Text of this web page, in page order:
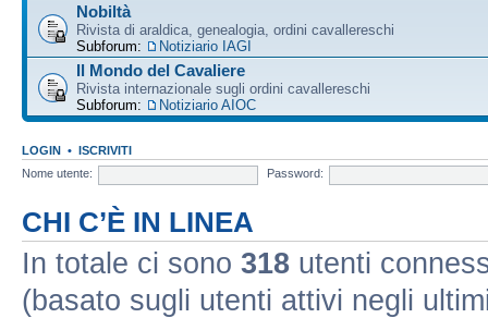
Nobiltà
Rivista di araldica, genealogia, ordini cavallereschi
Subforum:
Notiziario IAGI
Il Mondo del Cavaliere
Rivista internazionale sugli ordini cavallereschi
Subforum:
Notiziario AIOC
LOGIN • ISCRIVITI
Nome utente:
Password:
CHI C’È IN LINEA
In totale ci sono 318 utenti
(basato sugli utenti attivi negli